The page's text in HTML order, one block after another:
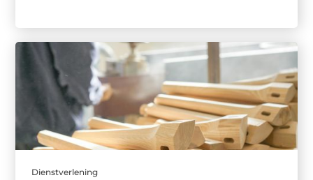
Dienstverlening